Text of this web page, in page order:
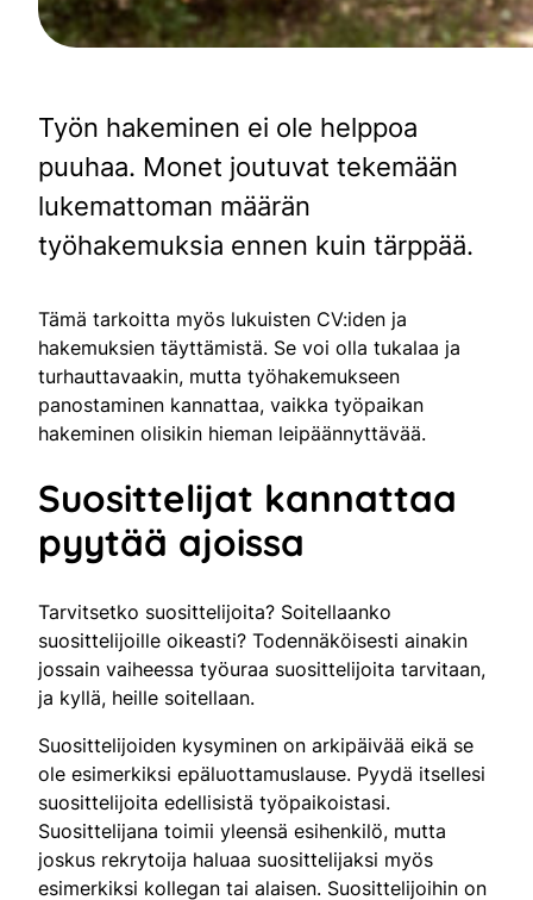
Työn hakeminen ei ole helppoa
puuhaa. Monet joutuvat tekemään
lukemattoman määrän
työhakemuksia ennen kuin tärppää.
Tämä tarkoitta myös lukuisten CV:iden ja
hakemuksien täyttämistä. Se voi olla tukalaa ja
turhauttavaakin, mutta työhakemukseen
panostaminen kannattaa, vaikka työpaikan
hakeminen olisikin hieman leipäännyttävää.
Suosittelijat kannattaa
pyytää ajoissa
Tarvitsetko suosittelijoita? Soitellaanko
suosittelijoille oikeasti? Todennäköisesti ainakin
jossain vaiheessa työuraa suosittelijoita tarvitaan,
ja kyllä, heille soitellaan.
Suosittelijoiden kysyminen on arkipäivää eikä se
ole esimerkiksi epäluottamuslause. Pyydä itsellesi
suosittelijoita edellisistä työpaikoistasi.
Suosittelijana toimii yleensä esihenkilö, mutta
joskus rekrytoija haluaa suosittelijaksi myös
esimerkiksi kollegan tai alaisen. Suosittelijoihin on